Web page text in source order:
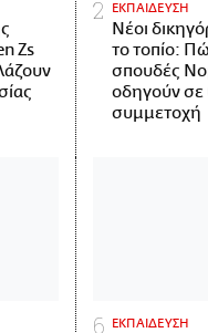
Zs
ΕΚΠΑΙΔΕΥΣΗ
Νέοι
το τοπίο:
σπουδές
οδηγούν σε
συμμετοχή
ΕΚΠΑΙΔΕΥΣΗ